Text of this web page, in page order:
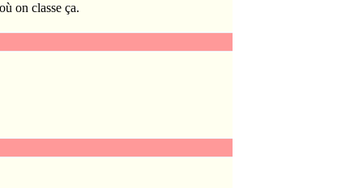
on classe ça.